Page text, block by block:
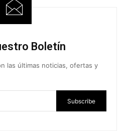
Boletín
las últimas noticias, ofertas y
Subscribe